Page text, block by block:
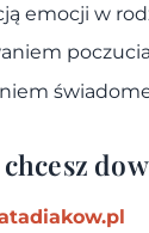
emocji w
chcesz